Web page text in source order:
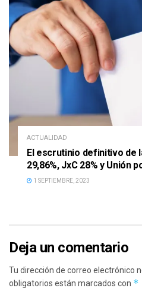
ACTUALIDAD
El escrutinio definitivo de
29,86%, JxC 28% y Unión
1 SEPTIEMBRE, 2023
Deja un comentario
Tu dirección de correo electrónico
obligatorios están marcados con *